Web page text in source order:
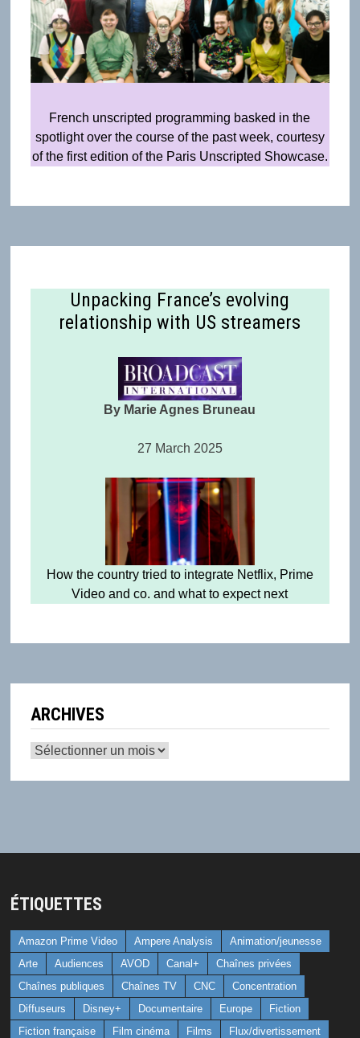
French unscripted programming basked in the
spotlight over the course of the past week, courtesy
of the first edition of the Paris Unscripted Showcase.
Unpacking France’s evolving
relationship with US streamers
By Marie Agnes Bruneau
27 March 2025
How the country tried to integrate Netflix, Prime
Video and co. and what to expect next
ARCHIVES
Archives
ÉTIQUETTES
Amazon Prime Video Ampere Analysis
Animation/jeunesse
Arte
Audiences AVOD Canal+
Chaînes privées
Chaînes publiques
Chaînes TV CNC
Concentration
Diffuseurs
Disney+ Documentaire Europe
Fiction
Fiction française
Film cinéma Films Flux/divertissement